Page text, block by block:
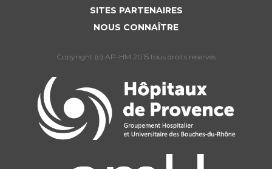
Protection des données
Sécurité
Les recherches en santé à l’AP-HM
Lieu de santé sans tabac
SITES PARTENAIRES
NOUS CONNAÎTRE
Copyright (c) AP-HM 2015 tous droits reservés